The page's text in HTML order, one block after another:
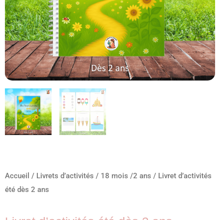
Accueil / Livrets d’activités / 18 mois /2 ans / Livret d’activités
été dès 2 ans